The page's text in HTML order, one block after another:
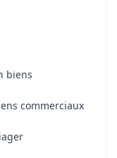
biens
commerciaux